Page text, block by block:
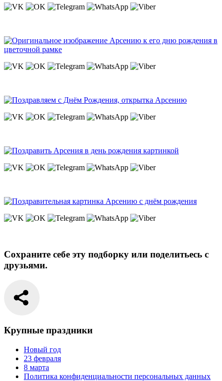
Сохраните себе эту подборку или поделитьесь с
друзьями.
Крупные праздники
Новый год
23 февраля
8 марта
Политика конфиденциальности персональных данных